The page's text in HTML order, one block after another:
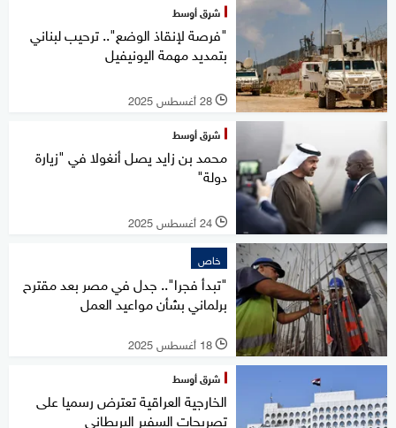
شرق أوسط
"فرصة لإنقاذ الوضع".. ترحيب لبناني
بتمديد مهمة اليونيفيل
l 28 أغسطس 2025
شرق أوسط
محمد بن زايد يصل أنغولا في "زيارة
دولة"
l 24 أغسطس 2025
خاص
"تبدأ فجرا".. جدل في مصر بعد مقترح
برلماني بشأن مواعيد العمل
l 18 أغسطس 2025
شرق أوسط
الخارجية العراقية تعترض رسميا على
تصريحات السفير البريطاني